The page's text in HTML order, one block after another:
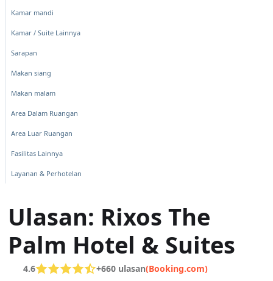
Kamar mandi
Kamar / Suite Lainnya
Sarapan
Makan siang
Makan malam
Area Dalam Ruangan
Area Luar Ruangan
Fasilitas Lainnya
Layanan & Perhotelan
Ulasan: Rixos The
Palm Hotel & Suites
+660 ulasan(Booking.com)
4.6